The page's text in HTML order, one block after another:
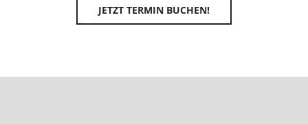
JETZT TERMIN BUCHEN!